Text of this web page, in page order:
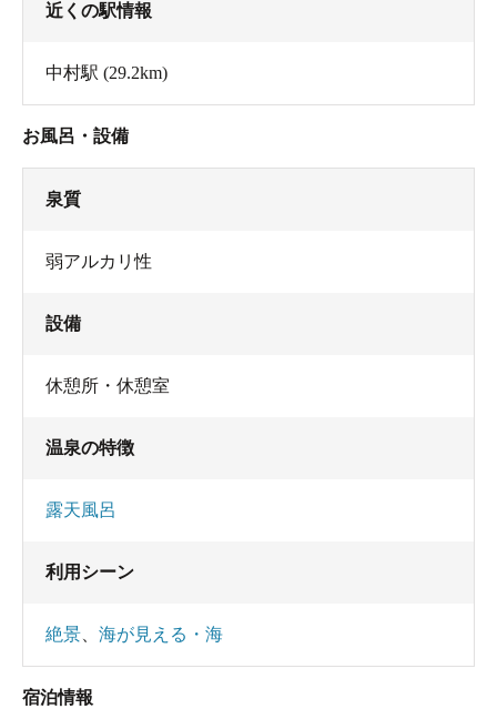
近くの駅情報
中村駅 (29.2km)
お風呂・設備
泉質
弱アルカリ性
設備
休憩所・休憩室
温泉の特徴
露天風呂
利用シーン
絶景 海が見える・海
宿泊情報